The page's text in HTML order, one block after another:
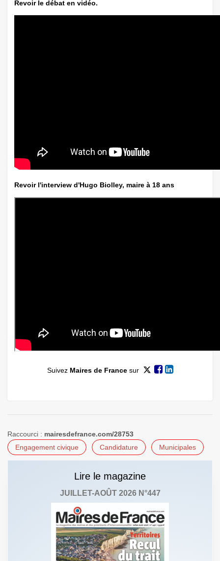
Revoir le débat en vidéo.
Revoir l'interview d'Hugo Biolley, maire à 18 ans
Suivez Maires de Francesur
Raccourci : mairesdefrance.com/28753
Engagement civique
Candidature Municipales
Lire le magazine
JUILLET-AOÛT 2026 N°447